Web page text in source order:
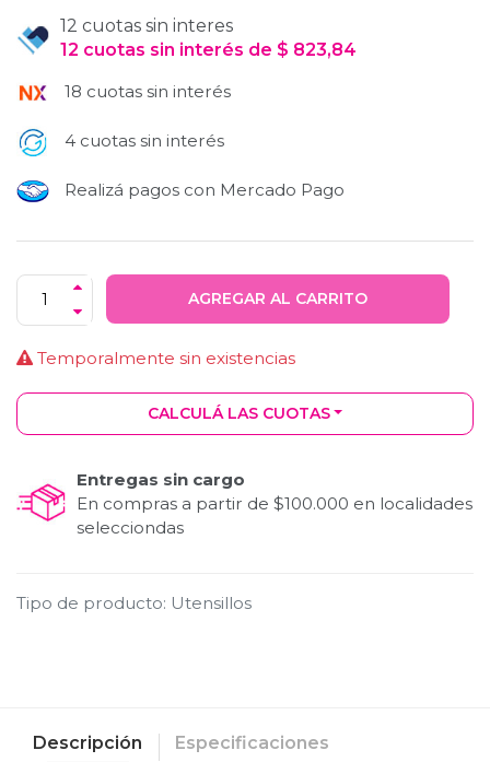
12 cuotas sin interes
12 cuotas sin interés de $ 823,84
18 cuotas sin interés
4 cuotas sin interés
Realizá pagos con Mercado Pago
AGREGAR AL CARRITO
Temporalmente sin existencias
CALCULÁ LAS CUOTAS
Entregas sin cargo
En compras a partir de $100.000 en localidades
selecciondas
Tipo de producto: Utensillos
Descripción Especificaciones